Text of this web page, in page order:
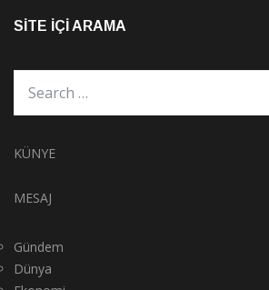
SITE İÇI ARAMA
KÜNYE
MESAJ
Gündem
Dünya